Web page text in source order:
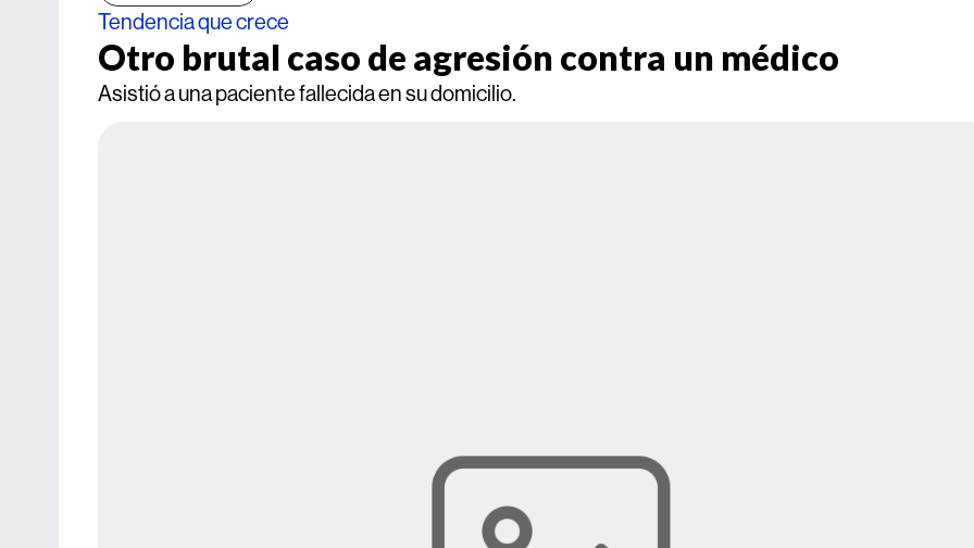
Tendencia que crece
Otro brutal caso de agresión contra un médico
Asistió a una paciente fallecida en su domicilio.